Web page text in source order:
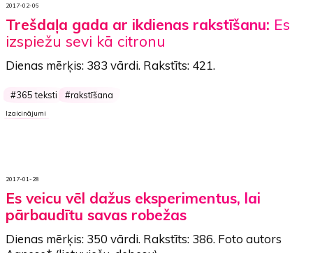
2017-02-06
Trešdaļa gada ar ikdienas rakstīšanu: Es
izspiežu sevi kā citronu
Dienas mērķis: 383 vārdi. Rakstīts: 421.
365 teksti rakstīšana
Izaicinājumi
2017-01-28
Es veicu vēl dažus eksperimentus, lai
pārbaudītu savas robežas
Dienas mērķis: 350 vārdi. Rakstīts: 386. Foto autors